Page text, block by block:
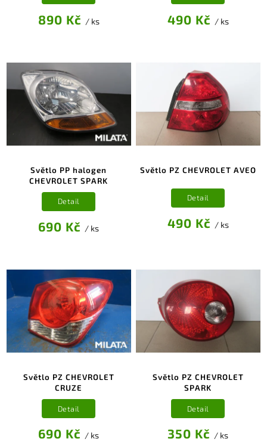
890 Kč / ks 490 Kč / ks
Světlo PP halogen
CHEVROLET SPARK
690 Kč / ks
Detail
Světlo PZ CHEVROLET AVEO
490 Kč / ks
Detail
Světlo PZ CHEVROLET
CRUZE
690 Kč / ks
Detail
Světlo PZ CHEVROLET
SPARK
350 Kč / ks
Detail